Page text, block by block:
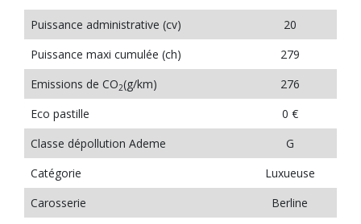
Puissance administrative (cv)
20
Puissance maxi cumulée (ch)
279
Emissions de CO2(g/km)
276
Eco pastille
0 €
Classe dépollution Ademe
G
Catégorie
Luxueuse
Carosserie
Berline